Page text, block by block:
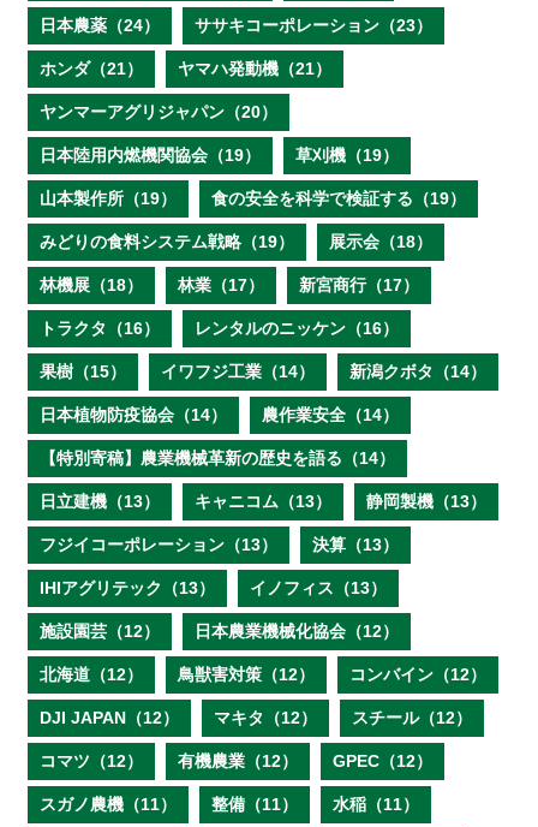
日本農薬（24） ササキコーポレーション（23）
ホンダ（21） ヤマハ発動機（21）
ヤンマーアグリジャパン（20）
日本陸用内燃機関協会（19） 草刈機（19）
山本製作所（19） 食の安全を科学で検証する（19）
みどりの食料システム戦略（19） 展示会（18）
林機展（18） 林業（17） 新宮商行（17）
トラクタ（16） レンタルのニッケン（16）
果樹（15） イワフジ工業（14） 新潟クボタ（14）
日本植物防疫協会（14） 農作業安全（14）
【特別寄稿】農業機械革新の歴史を語る（14）
日立建機（13） キャニコム（13） 静岡製機（13）
フジイコーポレーション（13） 決算（13）
IHIアグリテック（13） イノフィス（13）
施設園芸（12） 日本農業機械化協会（12）
北海道（12） 鳥獣害対策（12） コンバイン（12）
DJI JAPAN（12） マキタ（12） スチール（12）
コマツ（12） 有機農業（12） GPEC（12）
スガノ農機（11） 整備（11） 水稲（11）